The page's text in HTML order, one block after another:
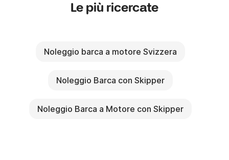
Le più ricercate
Noleggio barca a motore Svizzera
Noleggio Barca con Skipper
Noleggio Barca a Motore con Skipper